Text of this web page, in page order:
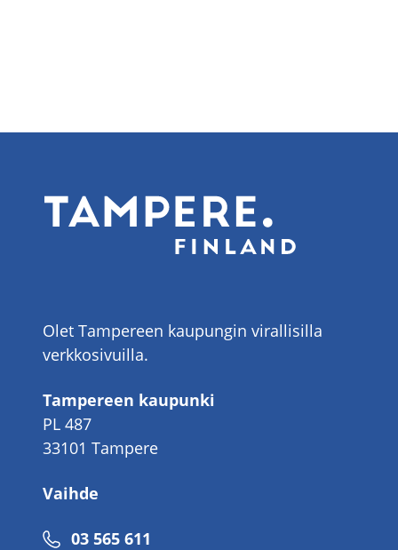
Olet Tampereen kaupungin virallisilla
verkkosivuilla.
Tampereen kaupunki
PL 487
33101 Tampere
Vaihde
Puhelinnumero
03 565 611